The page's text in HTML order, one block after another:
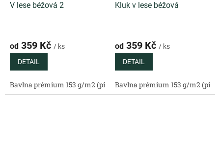
V lese béžová 2
od 359 Kč / ks
DETAIL
Bavlna prémium 153 g/m2 (přírodní) Bavlněný satén 130 g/
Kluk v lese béžová
od 359 Kč / ks
DETAIL
Bavlna prémium 153 g/m2